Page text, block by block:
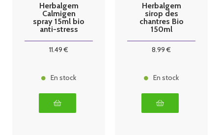
Herbalgem
Calmigen
spray 15ml bio
anti-stress
11.49 €
En stock
Herbalgem
sirop des
chantres Bio
150ml
8.99 €
En stock